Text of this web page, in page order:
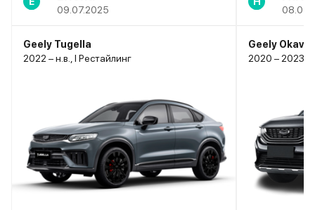
09.07.2025
Geely Tugella
2022 – н.в., I Рестайлинг
Geely
2020 – 2023, I